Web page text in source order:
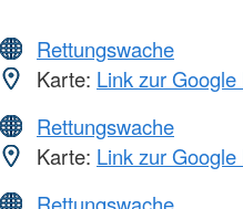
Rettungswache
Karte: Link zur
Rettungswache
Karte: Link zur